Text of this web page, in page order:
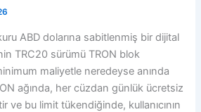
ABD dolarına sabitlenmiş bir dijital
TRC20 sürümü TRON blok
maliyetle neredeyse anında
ağında, her cüzdan günlük ücretsiz
ve bu limit tükendiğinde, kullanıcının